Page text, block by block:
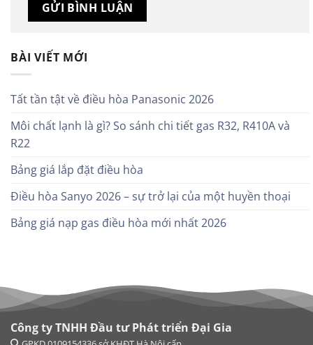
BÀI VIẾT MỚI
Tất tần tật về điều hòa Panasonic 2026
Môi chất lạnh là gì? So sánh chi tiết gas R32, R410A và
R22
Bảng giá lắp đặt điều hòa
Điều hòa Sanyo 2026 – sự trở lại của một huyền thoại
Bảng giá nạp gas điều hòa mới nhất 2026
Công ty TNHH Đầu tư Phát triển Đại Gia